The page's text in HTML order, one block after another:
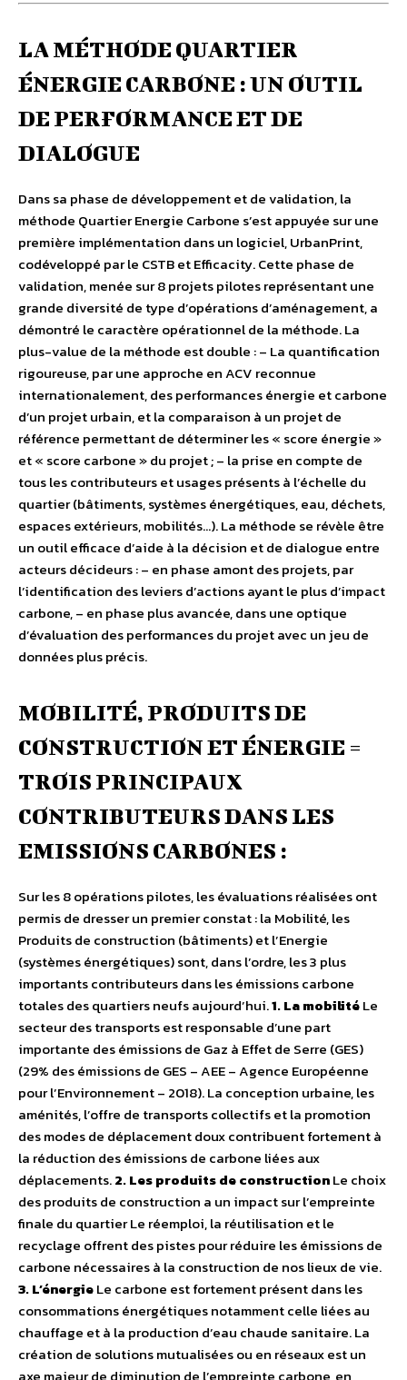
LA MÉTHODE QUARTIER
ÉNERGIE CARBONE : UN OUTIL
DE PERFORMANCE ET DE
DIALOGUE
Dans sa phase de développement et de validation, la
méthode Quartier Energie Carbone s’est appuyée sur une
première implémentation dans un logiciel, UrbanPrint,
codéveloppé par le CSTB et Efficacity. Cette phase de
validation, menée sur 8 projets pilotes représentant une
grande diversité de type d’opérations d’aménagement, a
démontré le caractère opérationnel de la méthode. La
plus-value de la méthode est double : – La quantification
rigoureuse, par une approche en ACV reconnue
internationalement, des performances énergie et carbone
d’un projet urbain, et la comparaison à un projet de
référence permettant de déterminer les « score énergie »
et « score carbone » du projet ; – la prise en compte de
tous les contributeurs et usages présents à l’échelle du
quartier (bâtiments, systèmes énergétiques, eau, déchets,
espaces extérieurs, mobilités…). La méthode se révèle être
un outil efficace d’aide à la décision et de dialogue entre
acteurs décideurs : – en phase amont des projets, par
l’identification des leviers d’actions ayant le plus d’impact
carbone, – en phase plus avancée, dans une optique
d’évaluation des performances du projet avec un jeu de
données plus précis.
MOBILITÉ, PRODUITS DE
CONSTRUCTION ET ÉNERGIE =
TROIS PRINCIPAUX
CONTRIBUTEURS DANS LES
EMISSIONS CARBONES :
Sur les 8 opérations pilotes, les évaluations réalisées ont
permis de dresser un premier constat : la Mobilité, les
Produits de construction (bâtiments) et l’Energie
(systèmes énergétiques) sont, dans l’ordre, les 3 plus
importants contributeurs dans les émissions carbone
totales des quartiers neufs aujourd’hui.1. La mobilitéLe
secteur des transports est responsable d’une part
importante des émissions de Gaz à Effet de Serre (GES)
(29% des émissions de GES – AEE – Agence Européenne
pour l’Environnement – 2018). La conception urbaine, les
aménités, l’offre de transports collectifs et la promotion
des modes de déplacement doux contribuent fortement à
la réduction des émissions de carbone liées aux
déplacements.2. Les produits de constructionLe choix
des produits de construction a un impact sur l’empreinte
finale du quartier Le réemploi, la réutilisation et le
recyclage offrent des pistes pour réduire les émissions de
carbone nécessaires à la construction de nos lieux de vie.
3. L’énergieLe carbone est fortement présent dans les
consommations énergétiques notamment celle liées au
chauffage et à la production d’eau chaude sanitaire. La
création de solutions mutualisées ou en réseaux est un
axe majeur de diminution de l’empreinte carbone, en